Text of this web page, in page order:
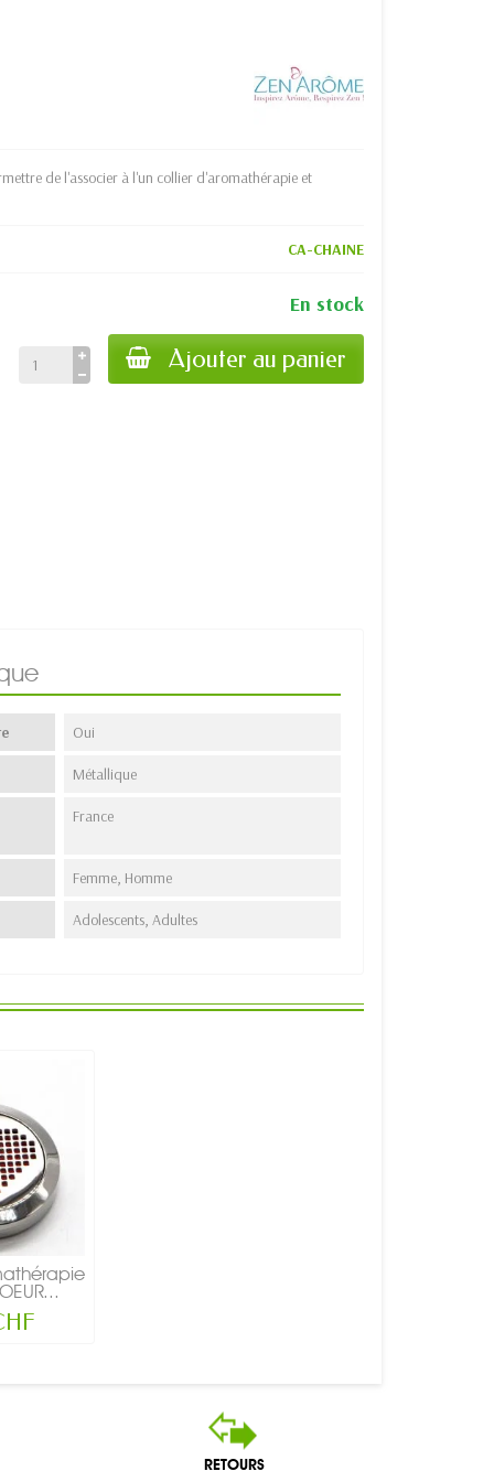
de l'associer à l'un collier d'aromathérapie et
CA-CHAINE
En stock
Ajouter au panier
Oui
Métallique
France
Femme, Homme
Adolescents, Adultes
RETOURS